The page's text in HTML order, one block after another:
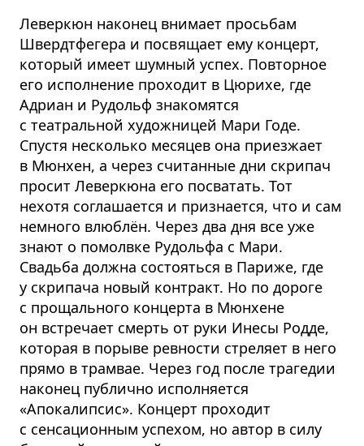
Леверкюн наконец внимает просьбам
Швердтфегера и посвящает ему концерт,
который имеет шумный успех. Повторное
его исполнение проходит в Цюрихе, где
Адриан и Рудольф знакомятся
с театральной художницей Мари Годе.
Спустя несколько месяцев она приезжает
в Мюнхен, а через считанные дни скрипач
просит Леверкюна его посватать. Тот
нехотя соглашается и признается, что и сам
немного влюблён. Через два дня все уже
знают о помолвке Рудольфа с Мари.
Свадьба должна состояться в Париже, где
у скрипача новый контракт. Но по дороге
с прощального концерта в Мюнхене
он встречает смерть от руки Инесы Родде,
которая в порыве ревности стреляет в него
прямо в трамвае. Через год после трагедии
наконец публично исполняется
«Апокалипсис». Концерт проходит
с сенсационным успехом, но автор в силу